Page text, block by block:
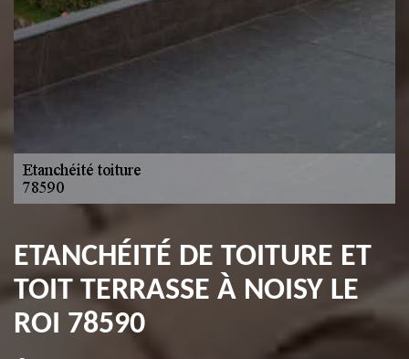
ETANCHÉITÉ DE TOITURE ET
TOIT TERRASSE À NOISY LE
ROI 78590